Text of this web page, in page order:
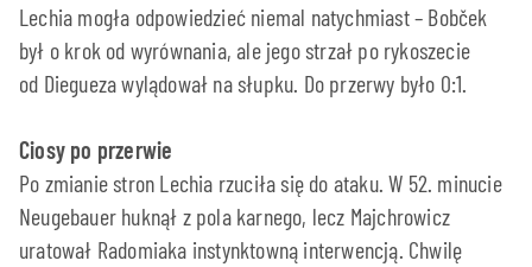
Lechia mogła odpowiedzieć niemal natychmiast – Bobček
był o krok od wyrównania, ale jego strzał po rykoszecie
od Diegueza wylądował na słupku. Do przerwy było 0:1.
Ciosy po przerwie
Po zmianie stron Lechia rzuciła się do ataku. W 52. minucie
Neugebauer huknął z pola karnego, lecz Majchrowicz
uratował Radomiaka instynktowną interwencją. Chwilę